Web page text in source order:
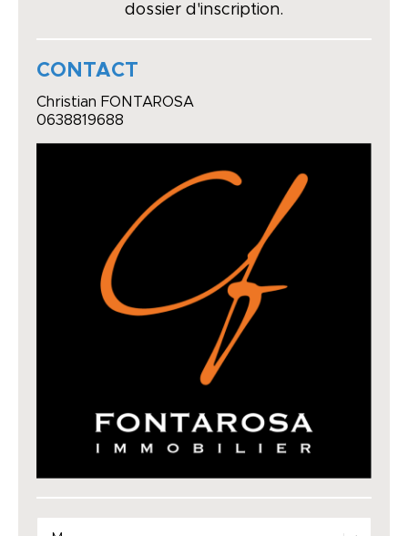
dossier d'inscription.
CONTACT
Christian FONTAROSA
0638819688